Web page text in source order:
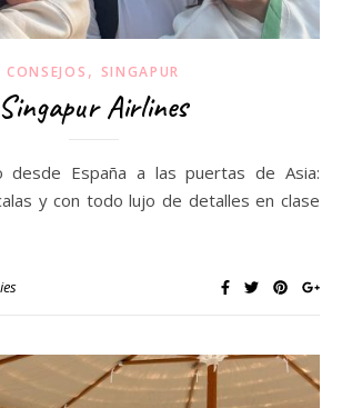
CONSEJOS , SINGAPUR
Singapur Airlines
y con todo lujo de detalles en clase